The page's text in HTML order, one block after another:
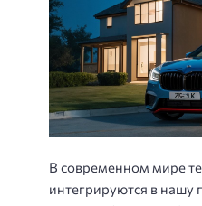
В современном мире
интегрируются в нашу